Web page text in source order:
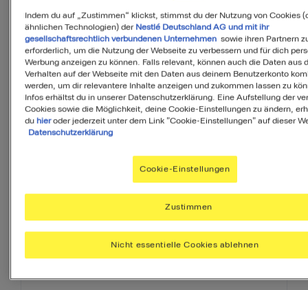
Als Favorit speichern
PDF
Portionen
Indem du auf „Zustimmen“ klickst, stimmst du der Nutzung von Cookies
ähnlichen Technologien) der Nestlé Deutschland AG und mit ihr
gesellschaftsrechtlich verbundenen Unternehmensowie ihren Partnern
erforderlich, um die Nutzung der Webseite zu verbessern und für dich
Werbung anzeigen zu können. Falls relevant, können auch die Daten aus
Verhalten auf der Webseite mit den Daten aus deinem Benutzerkonto
werden, um dir relevantere Inhalte anzeigen und zukommen lassen zu
Infos erhältst du in unserer Datenschutzerklärung. Eine Aufstellung der
Cookies sowie die Möglichkeit, deine Cookie-Einstellungen zu ändern,
du hieroder jederzeit unter dem Link "Cookie-Einstellungen" auf dieser
Datenschutzerklärung
Cookie-Einstellungen
Nicht essentielle Cookies ablehnen
Zustimmen